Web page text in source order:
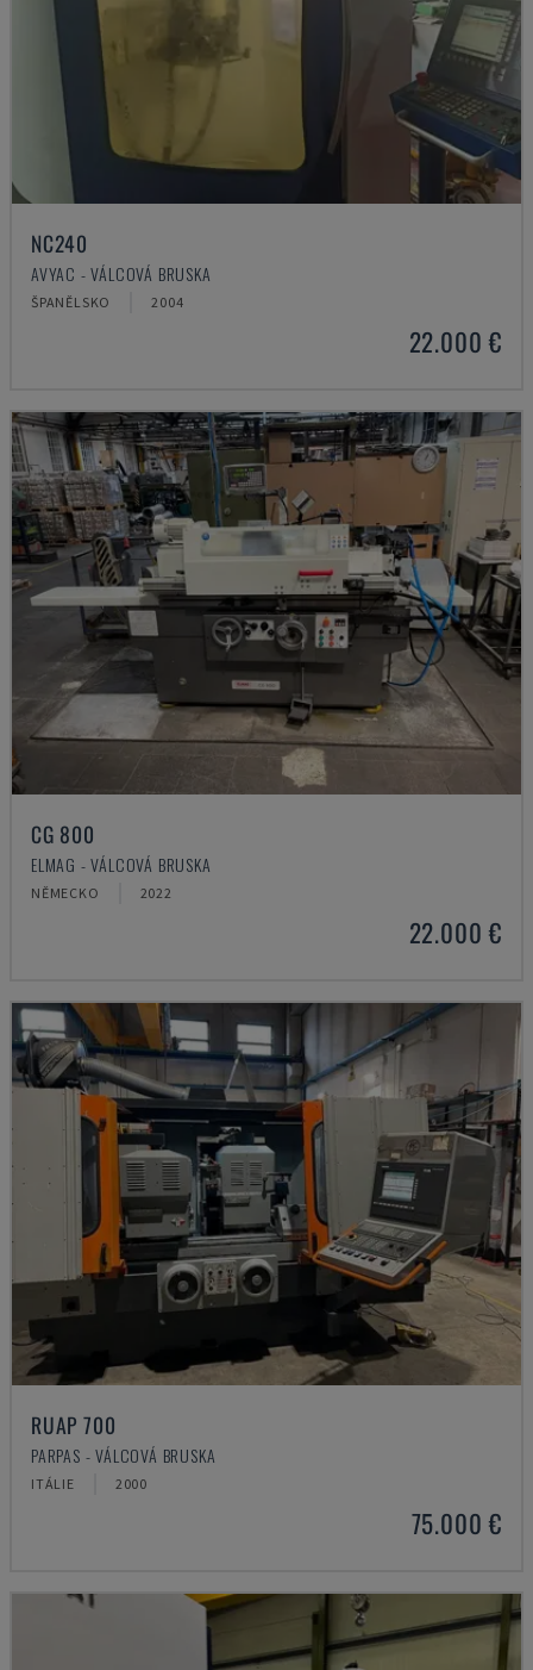
NC240
AVYAC - VÁLCOVÁ BRUSKA
ŠPANĚLSKO 2004
22.000 €
CG 800
ELMAG - VÁLCOVÁ BRUSKA
NĚMECKO 2022
22.000 €
RUAP 700
PARPAS - VÁLCOVÁ BRUSKA
ITÁLIE 2000
75.000 €